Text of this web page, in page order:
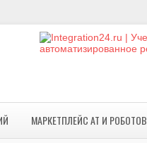
МАРКЕТПЛЕЙС АТ И РОБОТОВ